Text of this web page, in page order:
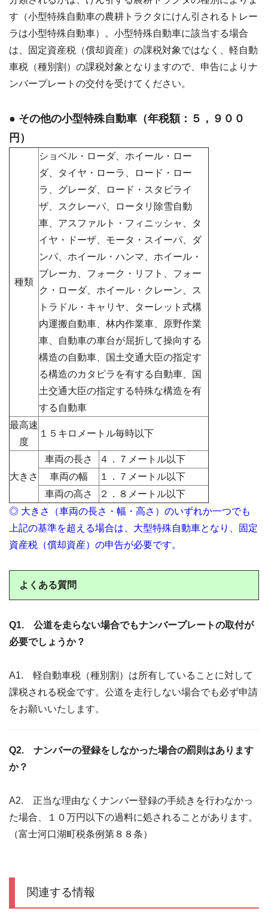
す（小型特殊自動車の農耕トラクタにけん引されるトレー
ラは小型特殊自動車）。小型特殊自動車に該当する場合
は、固定資産税（償却資産）の課税対象ではなく、軽自動
車税（種別割）の課税対象となりますので、申告によりナ
ンバープレートの交付を受けてください。
● その他の小型特殊自動車（年税額：５，９００
円）
種類
ショベル・ローダ、ホイール・ロー
ダ、タイヤ・ローラ、ロード・ロー
ラ、グレーダ、ロード・スタビライ
ザ、スクレーパ、ロータリ除雪自動
車、アスファルト・フィニッシャ、タ
イヤ・ドーザ、モータ・スイーパ、ダ
ンパ、ホイール・ハンマ、ホイール・
ブレーカ、フォーク・リフト、フォー
ク・ローダ、ホイール・クレーン、ス
トラドル・キャリヤ、ターレット式構
内運搬自動車、林内作業車、原野作業
車、自動車の車台が屈折して操向する
構造の自動車、国土交通大臣の指定す
る構造のカタピラを有する自動車、国
土交通大臣の指定する特殊な構造を有
する自動車
最高速
度
１５キロメートル毎時以下
大きさ
車両の長さ
４．７メートル以下
車両の幅
１．７メートル以下
車両の高さ
２．８メートル以下
◎ 大きさ（車両の長さ・幅・高さ）のいずれか一つでも
上記の基準を超える場合は、大型特殊自動車となり、固定
資産税（償却資産）の申告が必要です。
よくある質問
Q1. 公道を走らない場合でもナンバープレートの取付が
必要でしょうか？
A1. 軽自動車税（種別割）は所有していることに対して
課税される税金です。公道を走行しない場合でも必ず申請
をお願いいたします。
Q2. ナンバーの登録をしなかった場合の罰則はあります
か？
A2. 正当な理由なくナンバー登録の手続きを行わなかっ
た場合、１０万円以下の過料に処されることがあります。
（富士河口湖町税条例第８８条）
関連する情報